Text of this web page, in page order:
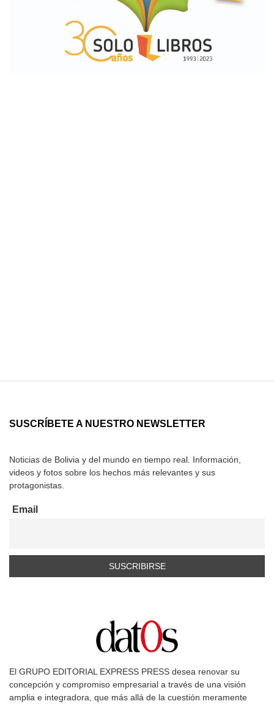
SUSCRÍBETE A NUESTRO NEWSLETTER
Noticias de Bolivia y del mundo en tiempo real. Información,
videos y fotos sobre los hechos más relevantes y sus
protagonistas.
Email
El GRUPO EDITORIAL EXPRESS PRESS desea renovar su
concepción y compromiso empresarial a través de una visión
amplia e integradora, que más allá de la cuestión meramente